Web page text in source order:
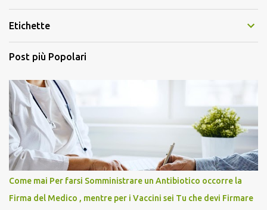
Etichette
Post più Popolari
Come mai Per farsi Somministrare un Antibiotico occorre la
Firma del Medico , mentre per i Vaccini sei Tu che devi Firmare